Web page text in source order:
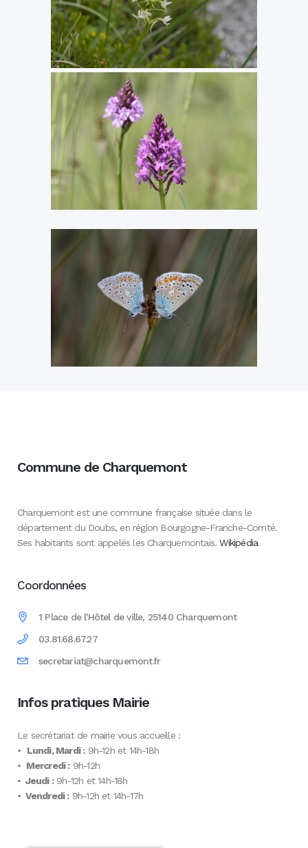
Commune de Charquemont
Charquemont est une commune française située dans le
département du Doubs, en région Bourgogne-Franche-Comté.
Ses habitants sont appelés les Charquemontais.Wikipédia
Coordonnées
1 Place de l'Hôtel de ville, 25140 Charquemont
03.81.68.67.27
secretariat@charquemont.fr
Infos pratiques Mairie
Le secrétariat de mairie vous accueille :
• Lundi, Mardi :9h-12h et 14h-18h
• Mercredi :9h-12h
• Jeudi :9h-12h et 14h-18h
• Vendredi :9h-12h et 14h-17h